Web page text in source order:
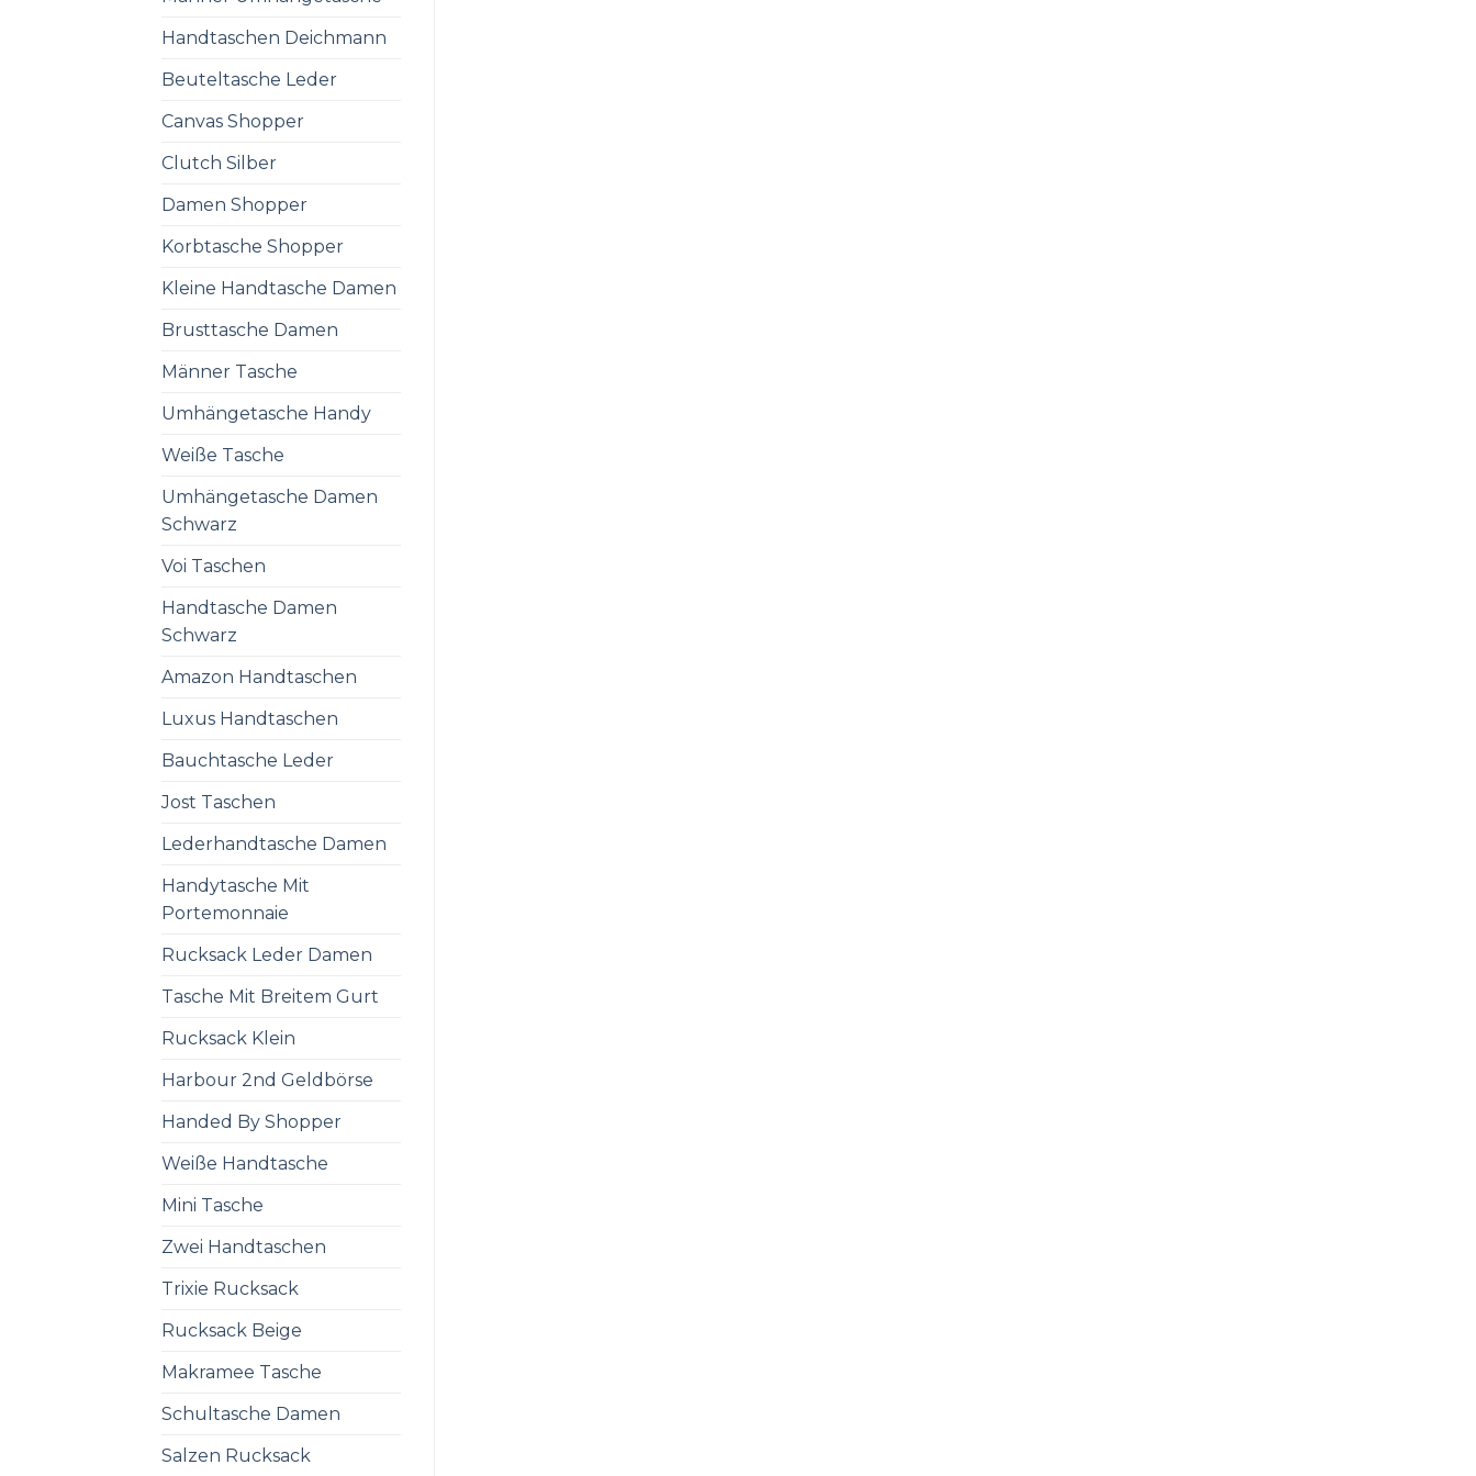
Handtaschen Deichmann
Beuteltasche Leder
Canvas Shopper
Clutch Silber
Damen Shopper
Korbtasche Shopper
Kleine Handtasche Damen
Brusttasche Damen
Männer Tasche
Umhängetasche Handy
Weiße Tasche
Umhängetasche Damen
Schwarz
Voi Taschen
Handtasche Damen
Schwarz
Amazon Handtaschen
Luxus Handtaschen
Bauchtasche Leder
Jost Taschen
Lederhandtasche Damen
Handytasche Mit
Portemonnaie
Rucksack Leder Damen
Tasche Mit Breitem Gurt
Rucksack Klein
Harbour 2nd Geldbörse
Handed By Shopper
Weiße Handtasche
Mini Tasche
Zwei Handtaschen
Trixie Rucksack
Rucksack Beige
Makramee Tasche
Schultasche Damen
Salzen Rucksack